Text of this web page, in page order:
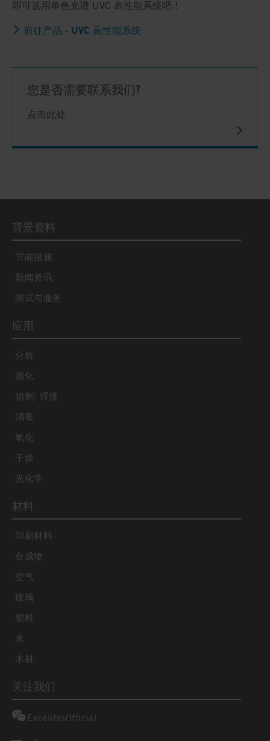
即可选用单色光谱 UVC 高性能系统吧！
前往产品 - UVC 高性能系统
您是否需要联系我们?
点击此处
背景资料
节能措施
新闻资讯
测试与服务
应用
分析
固化
切割/ 焊接
消毒
氧化
干燥
光化学
材料
印刷材料
合成物
空气
玻璃
塑料
水
木材
关注我们
ExcelitasOfficial